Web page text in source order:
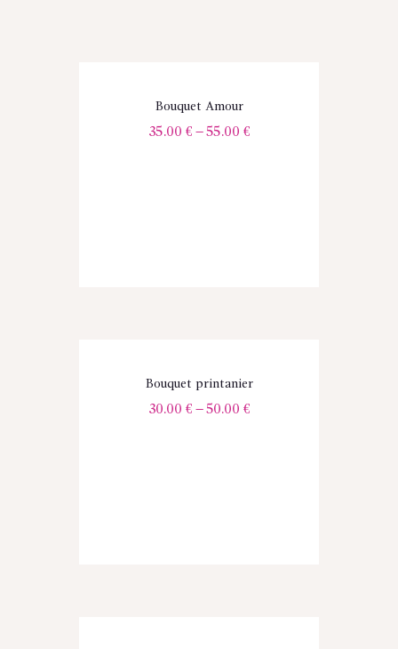
Bouquet Amour
35.00 € –55.00 €
Bouquet printanier
30.00 € –50.00 €